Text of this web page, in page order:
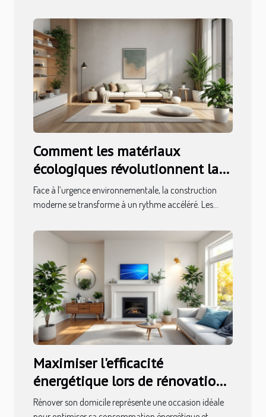
Comment les matériaux
écologiques révolutionnent la
construction moderne ?
Face à l’urgence environnementale, la construction
moderne se transforme à un rythme accéléré. Les...
Maximiser l'efficacité
énergétique lors de rénovations
domiciliaires
Rénover son domicile représente une occasion idéale